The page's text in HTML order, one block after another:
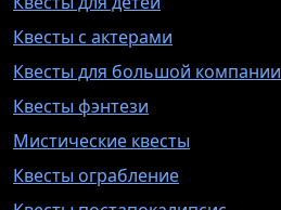
Квесты с актерами
Квесты для большой компании
Квесты фэнтези
Мистические квесты
Квесты ограбление